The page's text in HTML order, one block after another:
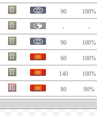
90 100%
- -
90 100%
60 100%
140 100%
80 90%